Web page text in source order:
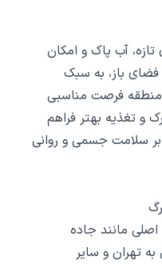
آب پاک و امکان
باز، به سبک
منطقه فرصت مناسبی
و تغذیه بهتر فراهم
بر سلامت جسمی و روانی
مانند جاده
تهران و سایر